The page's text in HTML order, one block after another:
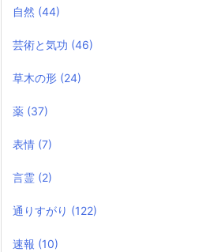
自然 (44)
芸術と気功 (46)
草木の形 (24)
薬 (37)
表情 (7)
言霊 (2)
通りすがり (122)
速報 (10)